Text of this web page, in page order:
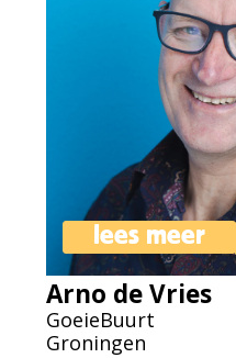
lees meer
Arno de Vries
GoeieBuurt
Groningen